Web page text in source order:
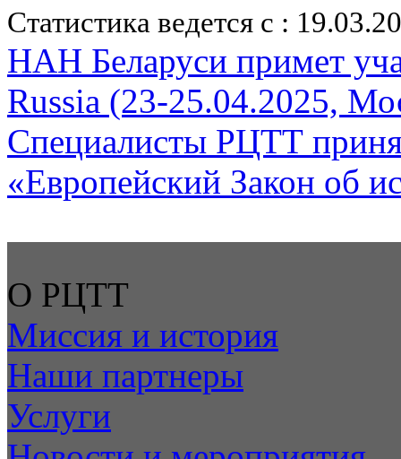
Статистика ведется с :
НАН Беларуси примет
Russia (23-25.04.2025,
Специалисты РЦТТ
«Европейский Закон об
О РЦТТ
Миссия и история
Наши партнеры
Услуги